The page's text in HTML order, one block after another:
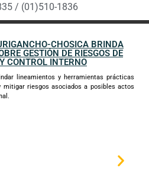
/ (01)510-1836
CHOSICA BRINDA
GESTIÓN DE RIESGOS DE
CONTROL INTERNO
lineamientos y herramientas prácticas
mitigar riesgos asociados a posibles actos